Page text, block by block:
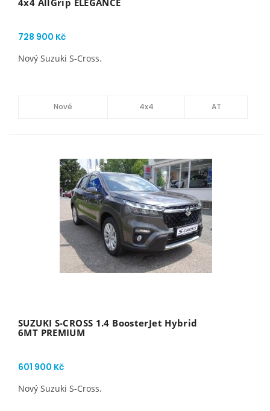
4x4 AllGrip ELEGANCE
728 900 Kč
Nový Suzuki S-Cross.
Nové 4x4 AT
SUZUKI S-CROSS 1.4 BoosterJet Hybrid
6MT PREMIUM
601 900 Kč
Nový Suzuki S-Cross.